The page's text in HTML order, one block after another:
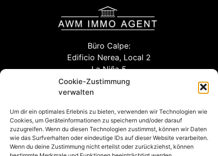
Cookie-Zustimmung
verwalten
Um dir ein optimales Erlebnis zu bieten, verwenden wir Technologien wie
Cookies, um Geräteinformationen zu speichern und/oder darauf
zuzugreifen. Wenn du diesen Technologien zustimmst, können wir Daten
wie das Surfverhalten oder eindeutige IDs auf dieser Website verarbeiten.
Wenn du deine Zustimmung nicht erteilst oder zurückziehst, können
Büro Calpe:
Edificio Nerea, Local 2
La Niña 5
03710 Calpe (Alicante)
info@awm-agent.com
kontakt